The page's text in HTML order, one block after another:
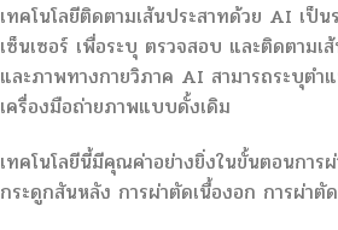
เทคโนโลยีติดตามเส้นประสาทด้วย AI เ
เซ็นเซอร์ เพื่อระบุ ตรวจสอบ และติดตาม
และภาพทางกายวิภาค AI สามารถระบุตำ
เครื่องมือถ่ายภาพแบบดั้งเดิม
เทคโนโลยีนี้มีคุณค่าอย่างยิ่งในขั้นตอนการ
กระดูกสันหลัง การผ่าตัดเนื้องอก การผ่า